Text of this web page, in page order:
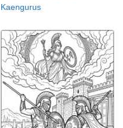
Kaengurus